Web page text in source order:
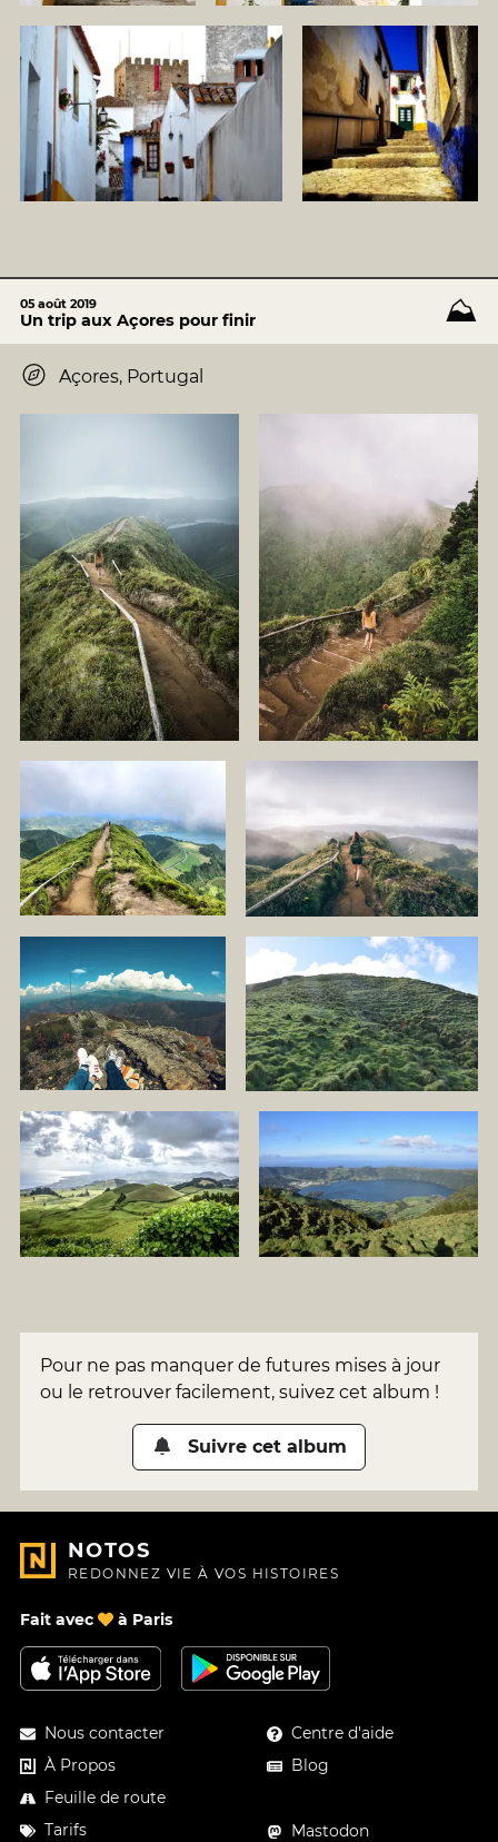
05 août 2019
Un trip aux Açores pour finir ⛰️
Açores, Portugal
Pour ne pas manquer de futures mises à jour
ou le retrouver facilement, suivez cet album !
Suivre cet album
NOTOS
REDONNEZ VIE À VOS HISTOIRES
Fait avec à Paris
Nous contacter
À Propos
Feuille de route
Tarifs
Centre d'aide
Blog
Mastodon